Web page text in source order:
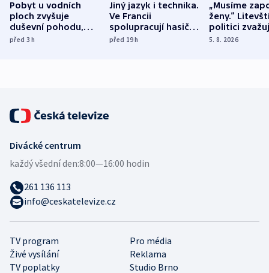
Pobyt u vodních
ploch zvyšuje
duševní pohodu,
ukázala
před 3h
Jiný jazyk i technika.
Ve Francii
spolupracují hasiči z
různých zemí
před 19h
„Musíme
ženy.“
politici
dohodu o
5. 8. 2026
TV program
Pro média
Živé vysílání
Reklama
TV poplatky
Studio Brno
Divácké centrum
každý všední den:8:00—16:00 hodin
261 136 113
info@ceskatelevize.cz